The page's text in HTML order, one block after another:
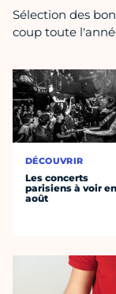
Sélection des
coup toute
DÉCOUVRIR
Les concerts
parisiens à voir en
août